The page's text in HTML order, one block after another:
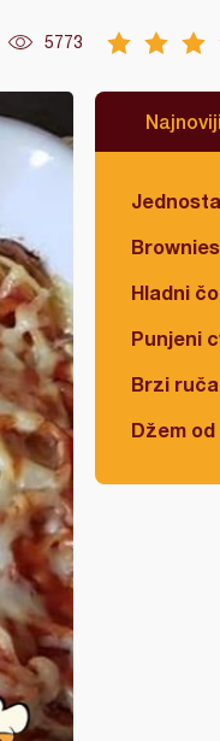
5773
Najnoviji
Hladni
Punjeni
Brzi
Džem od